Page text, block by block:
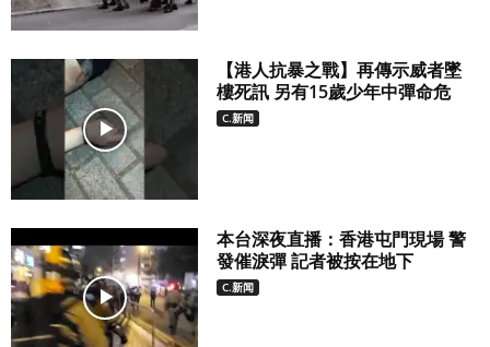
【港人抗暴之戰】再傳示威者墜
樓死訊 另有15歲少年中彈命危
C.新闻
本台深夜直播：香港屯門現場 警
發催淚彈 記者被按在地下
C.新闻